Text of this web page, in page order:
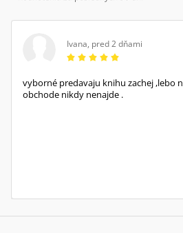
Ivana, pred 2 dňami
vyborné predavaju knihu zachej ,lebo
obchode nikdy nenajde .